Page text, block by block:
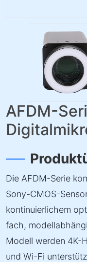
AFDM-
Die AFDM-Serie
Sony-CMOS-
kontinuierlichem
fach,
Modell werden 4K-
und Wi-Fi